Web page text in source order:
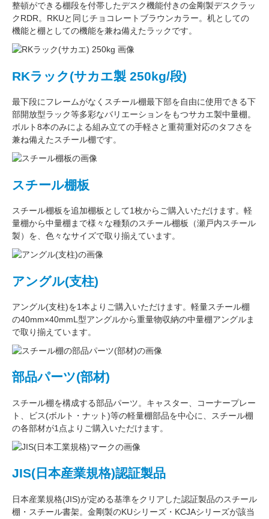
整頓ができる棚段を付帯したデスク機能付きの金剛製デスクラッ
クRDR。RKUと同じチョコレートブラウンカラー。 机としての
機能と棚としての機能を兼ね備えたラックです。
RKラック(サカエ製 250kg/段)
最下段にフレームがなくスチール棚最下部を自由に使用できる下
部開放型ラック等多彩なバリエーションをもつサカエ製中量棚。
ボルト8本のみによる組み立ての手軽さと重荷重対応のタフさを
兼ね備えたスチール棚です。
スチール棚板
スチール棚板を追加棚板 として1枚からご購入いただけます。軽
量棚から中量棚まで様々な種類のスチール棚板（瀬戸内スチール
製）を、色々なサイズで取り揃えています。
アングル(支柱)
アングル(支柱)を1本よりご購入いただけます。軽量スチール棚
の40mm×40mmL型アングルから重量物収納の中量棚アングルま
で取り揃えています。
部品パーツ(部材)
スチール棚を構成する部品パーツ。 キャスター
コーナープレー
ト
ビス(ボルト・ナット)等の軽量棚部品を中心に、スチール棚
の各部材が1点よりご購入いただけます。
JIS(日本産業規格)認証製品
日本産業規格(JIS)が定める基準をクリアした認証製品のスチール
棚・スチール書架。金剛製のKUシリーズ・KCJAシリーズが該当